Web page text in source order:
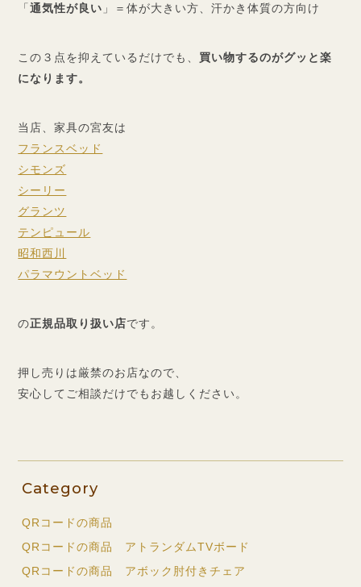
「通気性が良い 」＝体が大きい方、汗かき体質の方向け
この３点を抑えているだけでも、 買い物するのがグッと楽
になります。
当店、家具の宮友は
フランスベッド
シモンズ
シーリー
グランツ
テンピュール
昭和西川
パラマウントベッド
の正規品取り扱い店です。
押し売りは厳禁のお店なので、
安心してご相談だけでもお越しください。
Category
QRコードの商品
QRコードの商品 アトランダムTVボード
QRコードの商品 アボック肘付きチェア